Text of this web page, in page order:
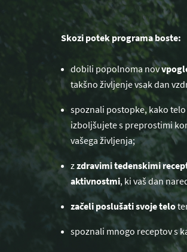
Skozi potek programa boste:
dobili popolnoma nov
takšno življenje vsak dan
spoznali postopke, kako telo
izboljšujete s preprostimi
vašega življenja;
zzdravimi tedenskimi
aktivnostmi, ki vaš dan
začeli poslušati svoje telo
spoznali mnogo receptov s